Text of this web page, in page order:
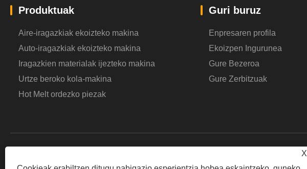
Produktuak
Aire-iragazkiak ekoizteko makina
Auto-iragazkiak ekoizteko makina
Iragazkien materialak ijezteko makina
Urtze beroko kola-makina
Hot Melt ordezko piezak
Guri buruz
Enpresaren profila
Ekoizpen Ingurunea
Gure Bezeroa
Gure Zerbitzuak
X